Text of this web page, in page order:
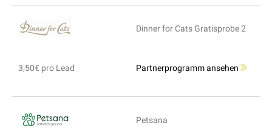
Dinner for Cats Gratisprobe 2
3,50€ pro Lead Partnerprogramm ansehen
Petsana